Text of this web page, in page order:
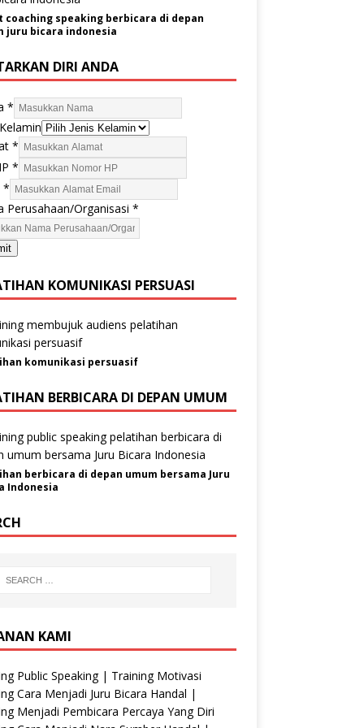
coaching speaking berbicara di depan
juru bicara indonesia
DIRI ANDA
*
*
*
*
Perusahaan/Organisasi *
KOMUNIKASI PERSUASI
komunikasi persuasif
BERBICARA DI DEPAN UMUM
berbicara di depan umum bersama Juru
Indonesia
KAMI
Public Speaking | Training Motivasi
Cara Menjadi Juru Bicara Handal |
Menjadi Pembicara Percaya Yang Diri